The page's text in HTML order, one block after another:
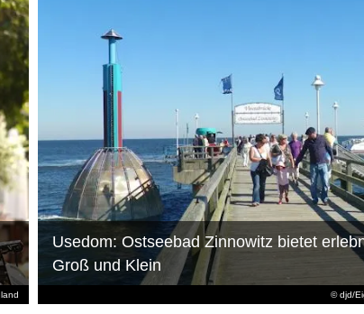
© djd/
Usedom: Ostseebad Zinnowitz bietet
Groß und Klein